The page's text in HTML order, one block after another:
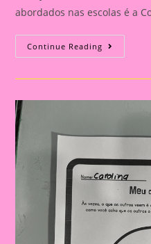
abordados nas escolas é a
Continue Reading Atividade
Sobre
Tema
|
De
Negra
Com
Crianças
Na
No